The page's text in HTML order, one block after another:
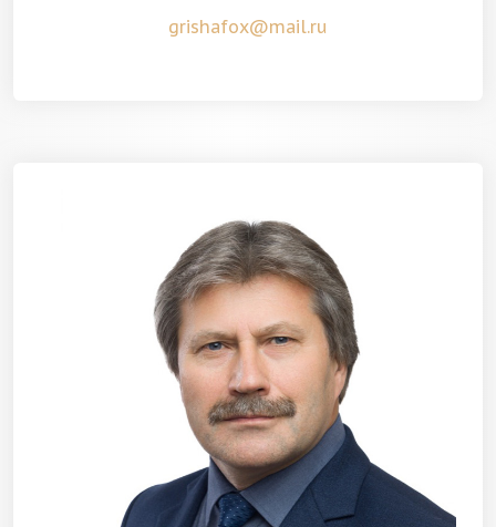
grishafox@mail.ru